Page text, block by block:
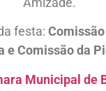
festa:
e Comissão da
Municipal de